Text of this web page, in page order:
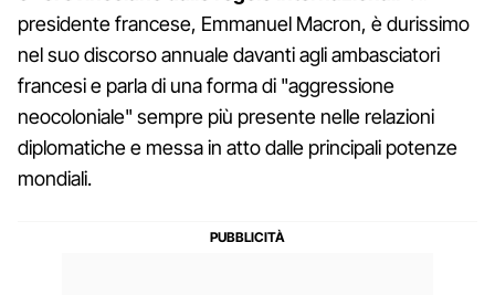
presidente francese, Emmanuel Macron, è durissimo
nel suo discorso annuale davanti agli ambasciatori
francesi e parla di una forma di "aggressione
neocoloniale" sempre più presente nelle relazioni
diplomatiche e messa in atto dalle principali potenze
mondiali.